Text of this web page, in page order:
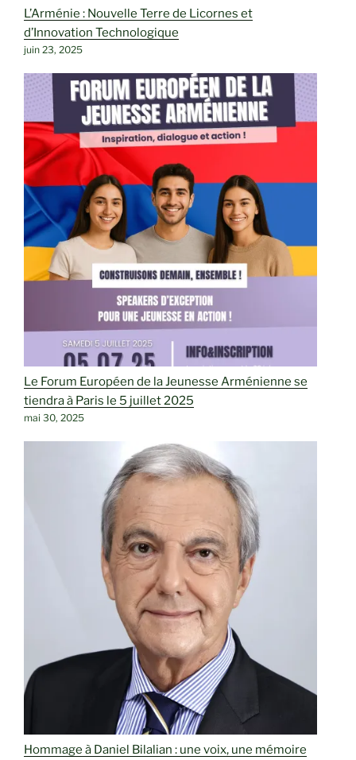
L’Arménie : Nouvelle Terre de Licornes et
d’Innovation Technologique
juin 23, 2025
Le Forum Européen de la Jeunesse Arménienne se
tiendra à Paris le 5 juillet 2025
mai 30, 2025
Hommage à Daniel Bilalian : une voix, une mémoire